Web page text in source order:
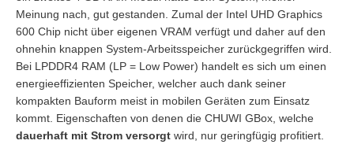
Meinung nach, gut gestanden. Zumal der Intel UHD Graphics
600 Chip nicht über eigenen VRAM verfügt und daher auf den
ohnehin knappen System-Arbeitsspeicher zurückgegriffen wird.
Bei LPDDR4 RAM (LP = Low Power) handelt es sich um einen
energieeffizienten Speicher, welcher auch dank seiner
kompakten Bauform meist in mobilen Geräten zum Einsatz
kommt. Eigenschaften von denen die CHUWI GBox, welche
dauerhaft mit Strom versorgt wird, nur geringfügig profitiert.